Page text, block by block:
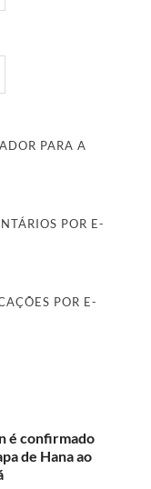
PARA A
POR E-
POR E-
é confirmado
de Hana ao